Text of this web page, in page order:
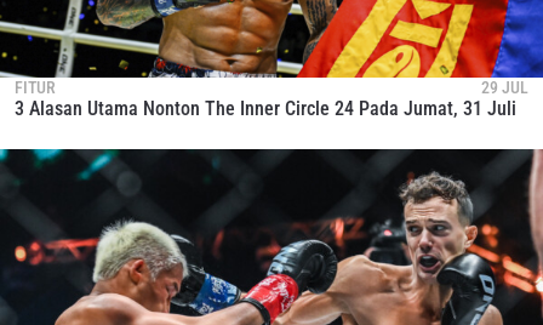
FITUR 29 JUL
3 Alasan Utama Nonton The Inner Circle 24 Pada Jumat, 31 Juli